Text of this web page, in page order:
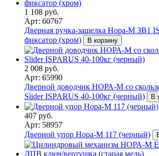
1 108 руб.
Арт: 60767
Дверная ручка-защелка Нора-М ЗВ1
фиксатор (хром)
В корзину
2 008 руб.
Арт: 65990
Дверной доводчик НОРА-M со
Slider ISPARUS 40-100кг (черный)
В
407 руб.
Арт: 58957
Дверной упор Нора-М 117 (черный)